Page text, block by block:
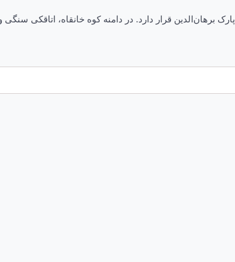
است و در کوهبنان، پارک برهان‌الدین قرار دارد. در دامنه کوه